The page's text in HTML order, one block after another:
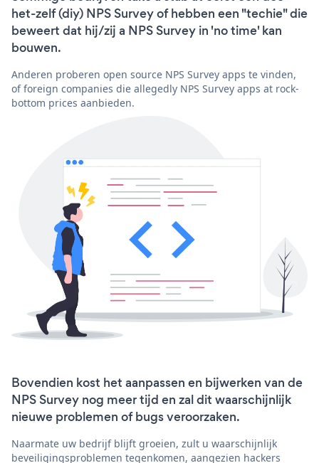
het-zelf (diy) NPS Survey of hebben een "techie" die
beweert dat hij/zij a NPS Survey in 'no time' kan
bouwen.
Anderen proberen open source NPS Survey apps te vinden,
of foreign companies die allegedly NPS Survey apps at rock-
bottom prices aanbieden.
Bovendien kost het aanpassen en bijwerken van de
NPS Survey nog meer tijd en zal dit waarschijnlijk
nieuwe problemen of bugs veroorzaken.
Naarmate uw bedrijf blijft groeien, zult u waarschijnlijk
beveiligingsproblemen tegenkomen, aangezien hackers